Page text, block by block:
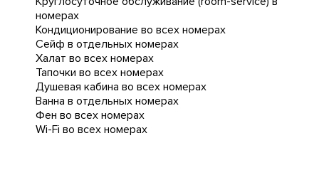
номерах
Кондиционирование во всех номерах
Сейф в отдельных номерах
Халат во всех номерах
Тапочки во всех номерах
Душевая кабина во всех номерах
Ванна в отдельных номерах
Фен во всех номерах
Wi-Fi во всех номерах